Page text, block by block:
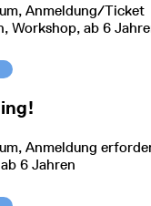
Anmeldung/Ticket
Workshop, ab 6
Anmeldung
6 Jahren